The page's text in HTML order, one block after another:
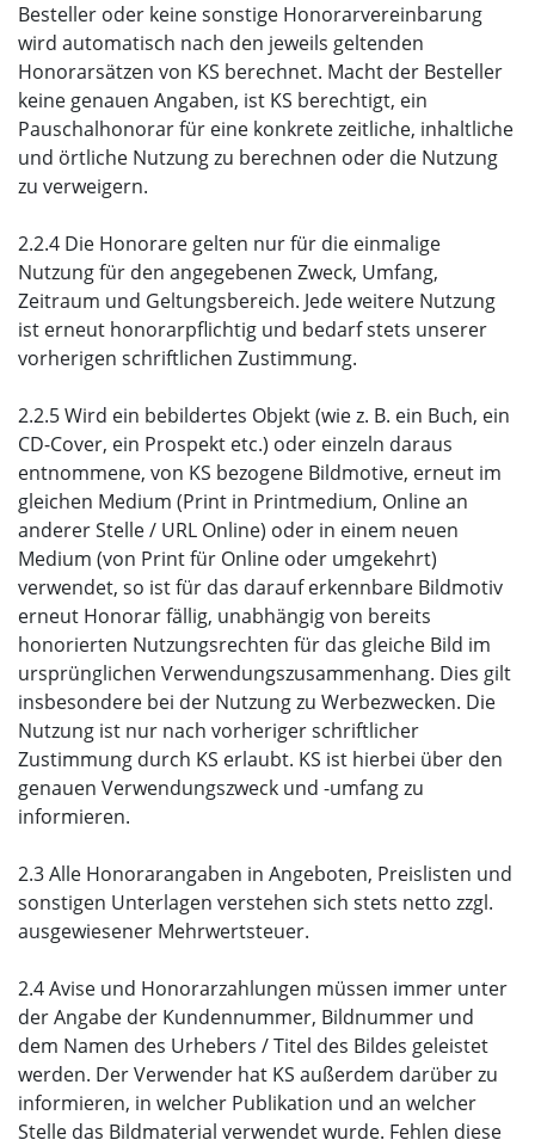
Besteller oder keine sonstige Honorarvereinbarung
wird automatisch nach den jeweils geltenden
Honorarsätzen von KS berechnet. Macht der Besteller
keine genauen Angaben, ist KS berechtigt, ein
Pauschalhonorar für eine konkrete zeitliche, inhaltliche
und örtliche Nutzung zu berechnen oder die Nutzung
zu verweigern.
2.2.4 Die Honorare gelten nur für die einmalige
Nutzung für den angegebenen Zweck, Umfang,
Zeitraum und Geltungsbereich. Jede weitere Nutzung
ist erneut honorarpflichtig und bedarf stets unserer
vorherigen schriftlichen Zustimmung.
2.2.5 Wird ein bebildertes Objekt (wie z. B. ein Buch, ein
CD-Cover, ein Prospekt etc.) oder einzeln daraus
entnommene, von KS bezogene Bildmotive, erneut im
gleichen Medium (Print in Printmedium, Online an
anderer Stelle / URL Online) oder in einem neuen
Medium (von Print für Online oder umgekehrt)
verwendet, so ist für das darauf erkennbare Bildmotiv
erneut Honorar fällig, unabhängig von bereits
honorierten Nutzungsrechten für das gleiche Bild im
ursprünglichen Verwendungszusammenhang. Dies gilt
insbesondere bei der Nutzung zu Werbezwecken. Die
Nutzung ist nur nach vorheriger schriftlicher
Zustimmung durch KS erlaubt. KS ist hierbei über den
genauen Verwendungszweck und -umfang zu
informieren.
2.3 Alle Honorarangaben in Angeboten, Preislisten und
sonstigen Unterlagen verstehen sich stets netto zzgl.
ausgewiesener Mehrwertsteuer.
2.4 Avise und Honorarzahlungen müssen immer unter
der Angabe der Kundennummer, Bildnummer und
dem Namen des Urhebers / Titel des Bildes geleistet
werden. Der Verwender hat KS außerdem darüber zu
informieren, in welcher Publikation und an welcher
Stelle das Bildmaterial verwendet wurde. Fehlen diese